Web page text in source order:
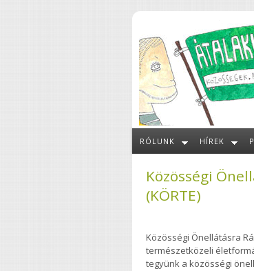
RÓLUNK HÍREK
Közösségi
(KÖRTE)
Közösségi Önellátásra
természetközeli
tegyünk a közösségi